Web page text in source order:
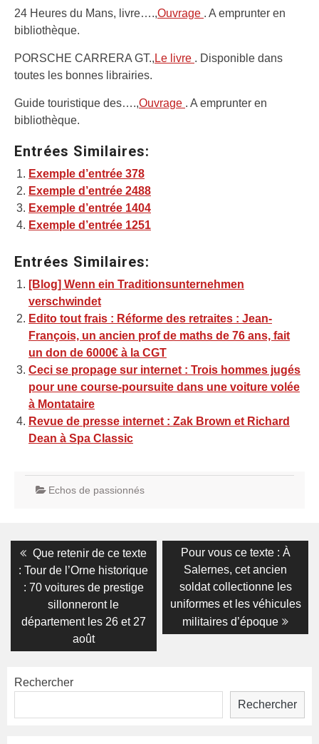
24 Heures du Mans, livre….,Ouvrage . A emprunter en
bibliothèque.
PORSCHE CARRERA GT., Le livre . Disponible dans
toutes les bonnes librairies.
Guide touristique des….,Ouvrage . A emprunter en
bibliothèque.
Entrées Similaires:
Exemple d’entrée 378
Exemple d’entrée 2488
Exemple d’entrée 1404
Exemple d’entrée 1251
Entrées Similaires:
[Blog] Wenn ein Traditionsunternehmen
verschwindet
Edito tout frais : Réforme des retraites : Jean-
François, un ancien prof de maths de 76 ans, fait
un don de 6000€ à la CGT
Ceci se propage sur internet : Trois hommes jugés
pour une course-poursuite dans une voiture volée
à Montataire
Revue de presse internet : Zak Brown et Richard
Dean à Spa Classic
Echos de passionnés
Navigation
de
l’article
Previous
post:
Que retenir de ce texte
: Tour de l’Orne historique
: 70 voitures de prestige
sillonneront le
département les 26 et 27
août
Next
post:
Pour vous ce texte : À
Salernes, cet ancien
soldat collectionne les
uniformes et les véhicules
militaires d’époque
Rechercher
Rechercher